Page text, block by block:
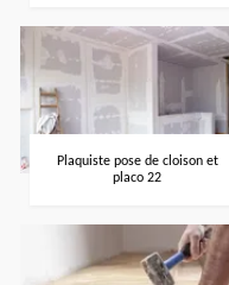
Plaquiste pose de cloison et
placo 22